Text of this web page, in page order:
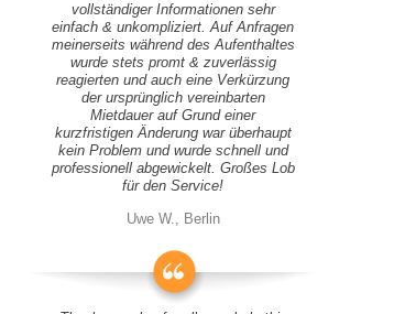
vollständiger Informationen sehr
einfach & unkompliziert. Auf Anfragen
meinerseits während des Aufenthaltes
wurde stets promt & zuverlässig
reagierten und auch eine Verkürzung
der ursprünglich vereinbarten
Mietdauer auf Grund einer
kurzfristigen Änderung war überhaupt
kein Problem und wurde schnell und
professionell abgewickelt. Großes Lob
für den Service!
Uwe W., Berlin